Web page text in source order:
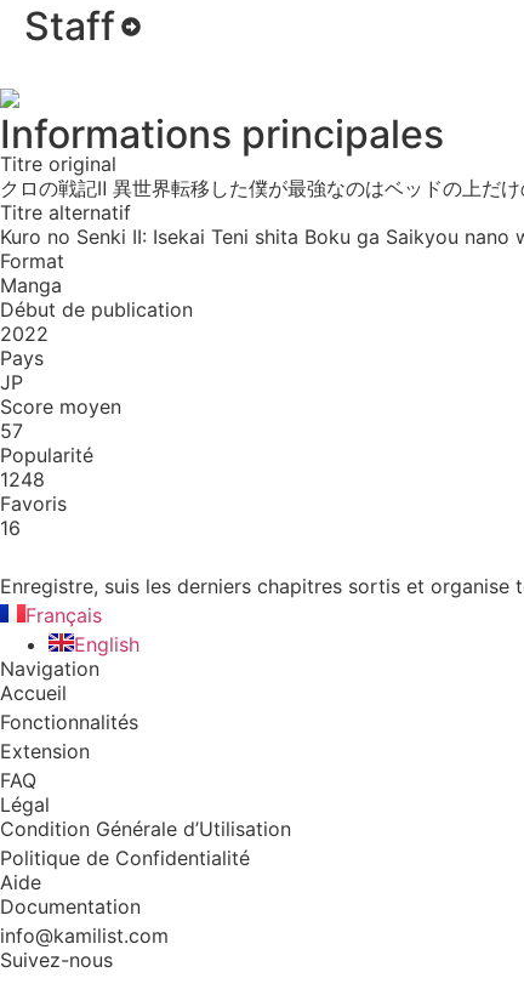
Staff
Informations principales
Titre original
クロの戦記Ⅱ 異世界転移した僕が最強なのはベッドの上だ
Titre alternatif
Kuro no Senki II: Isekai Teni shita Boku ga Saikyou
Format
Manga
Début de publication
2022
Pays
JP
Score moyen
57
Popularité
1248
Favoris
16
Enregistre, suis les derniers chapitres sortis et organise
Français
English
Navigation
Accueil
Fonctionnalités
Extension
FAQ
Légal
Condition Générale d’Utilisation
Politique de Confidentialité
Aide
Documentation
info@kamilist.com
Suivez-nous